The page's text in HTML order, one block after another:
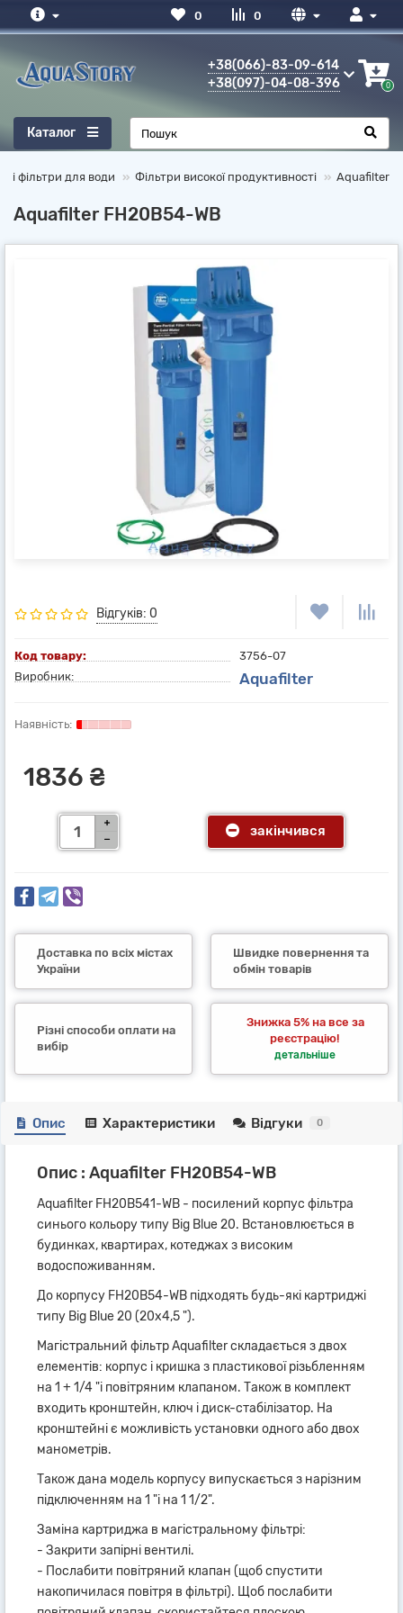
0
0
+38(066)-83-09-614
+38(097)-04-08-396
0
Каталог
фільтри для води Фільтри високої продуктивності Aquafilter
Aquafilter FH20B54-WB
Відгуків: 0
Код товару:
3756-07
Виробник:
Aquafilter
1836 ₴
закінчився
Доставка по всіх містах
України
Швидке повернення та
обмін товарів
Різні способи оплати на
вибір
Знижка 5% на все за
реєстрацію!
детальніше
Опис Характеристики Відгуки 0
Опис : Aquafilter FH20B54-WB
Aquafilter FH20B541-WB - посилений корпус фільтра
синього кольору типу Big Blue 20. Встановлюється в
будинках, квартирах, котеджах з високим
водоспоживанням.
До корпусу FH20B54-WB підходять будь-які картриджі
типу Big Blue 20 (20х4,5 ").
Магістральний фільтр Aquafilter складається з двох
елементів: корпус і кришка з пластикової різьбленням
на 1 + 1/4 "і повітряним клапаном. Також в комплект
входить кронштейн, ключ і диск-стабілізатор. На
кронштейні є можливість установки одного або двох
манометрів.
Також дана модель корпусу випускається з нарізним
підключенням на 1 "і на 1 1/2".
Заміна картриджа в магістральному фільтрі:
- Закрити запірні вентилі.
- Послабити повітряний клапан (щоб спустити
накопичилася повітря в фільтрі). Щоб послабити